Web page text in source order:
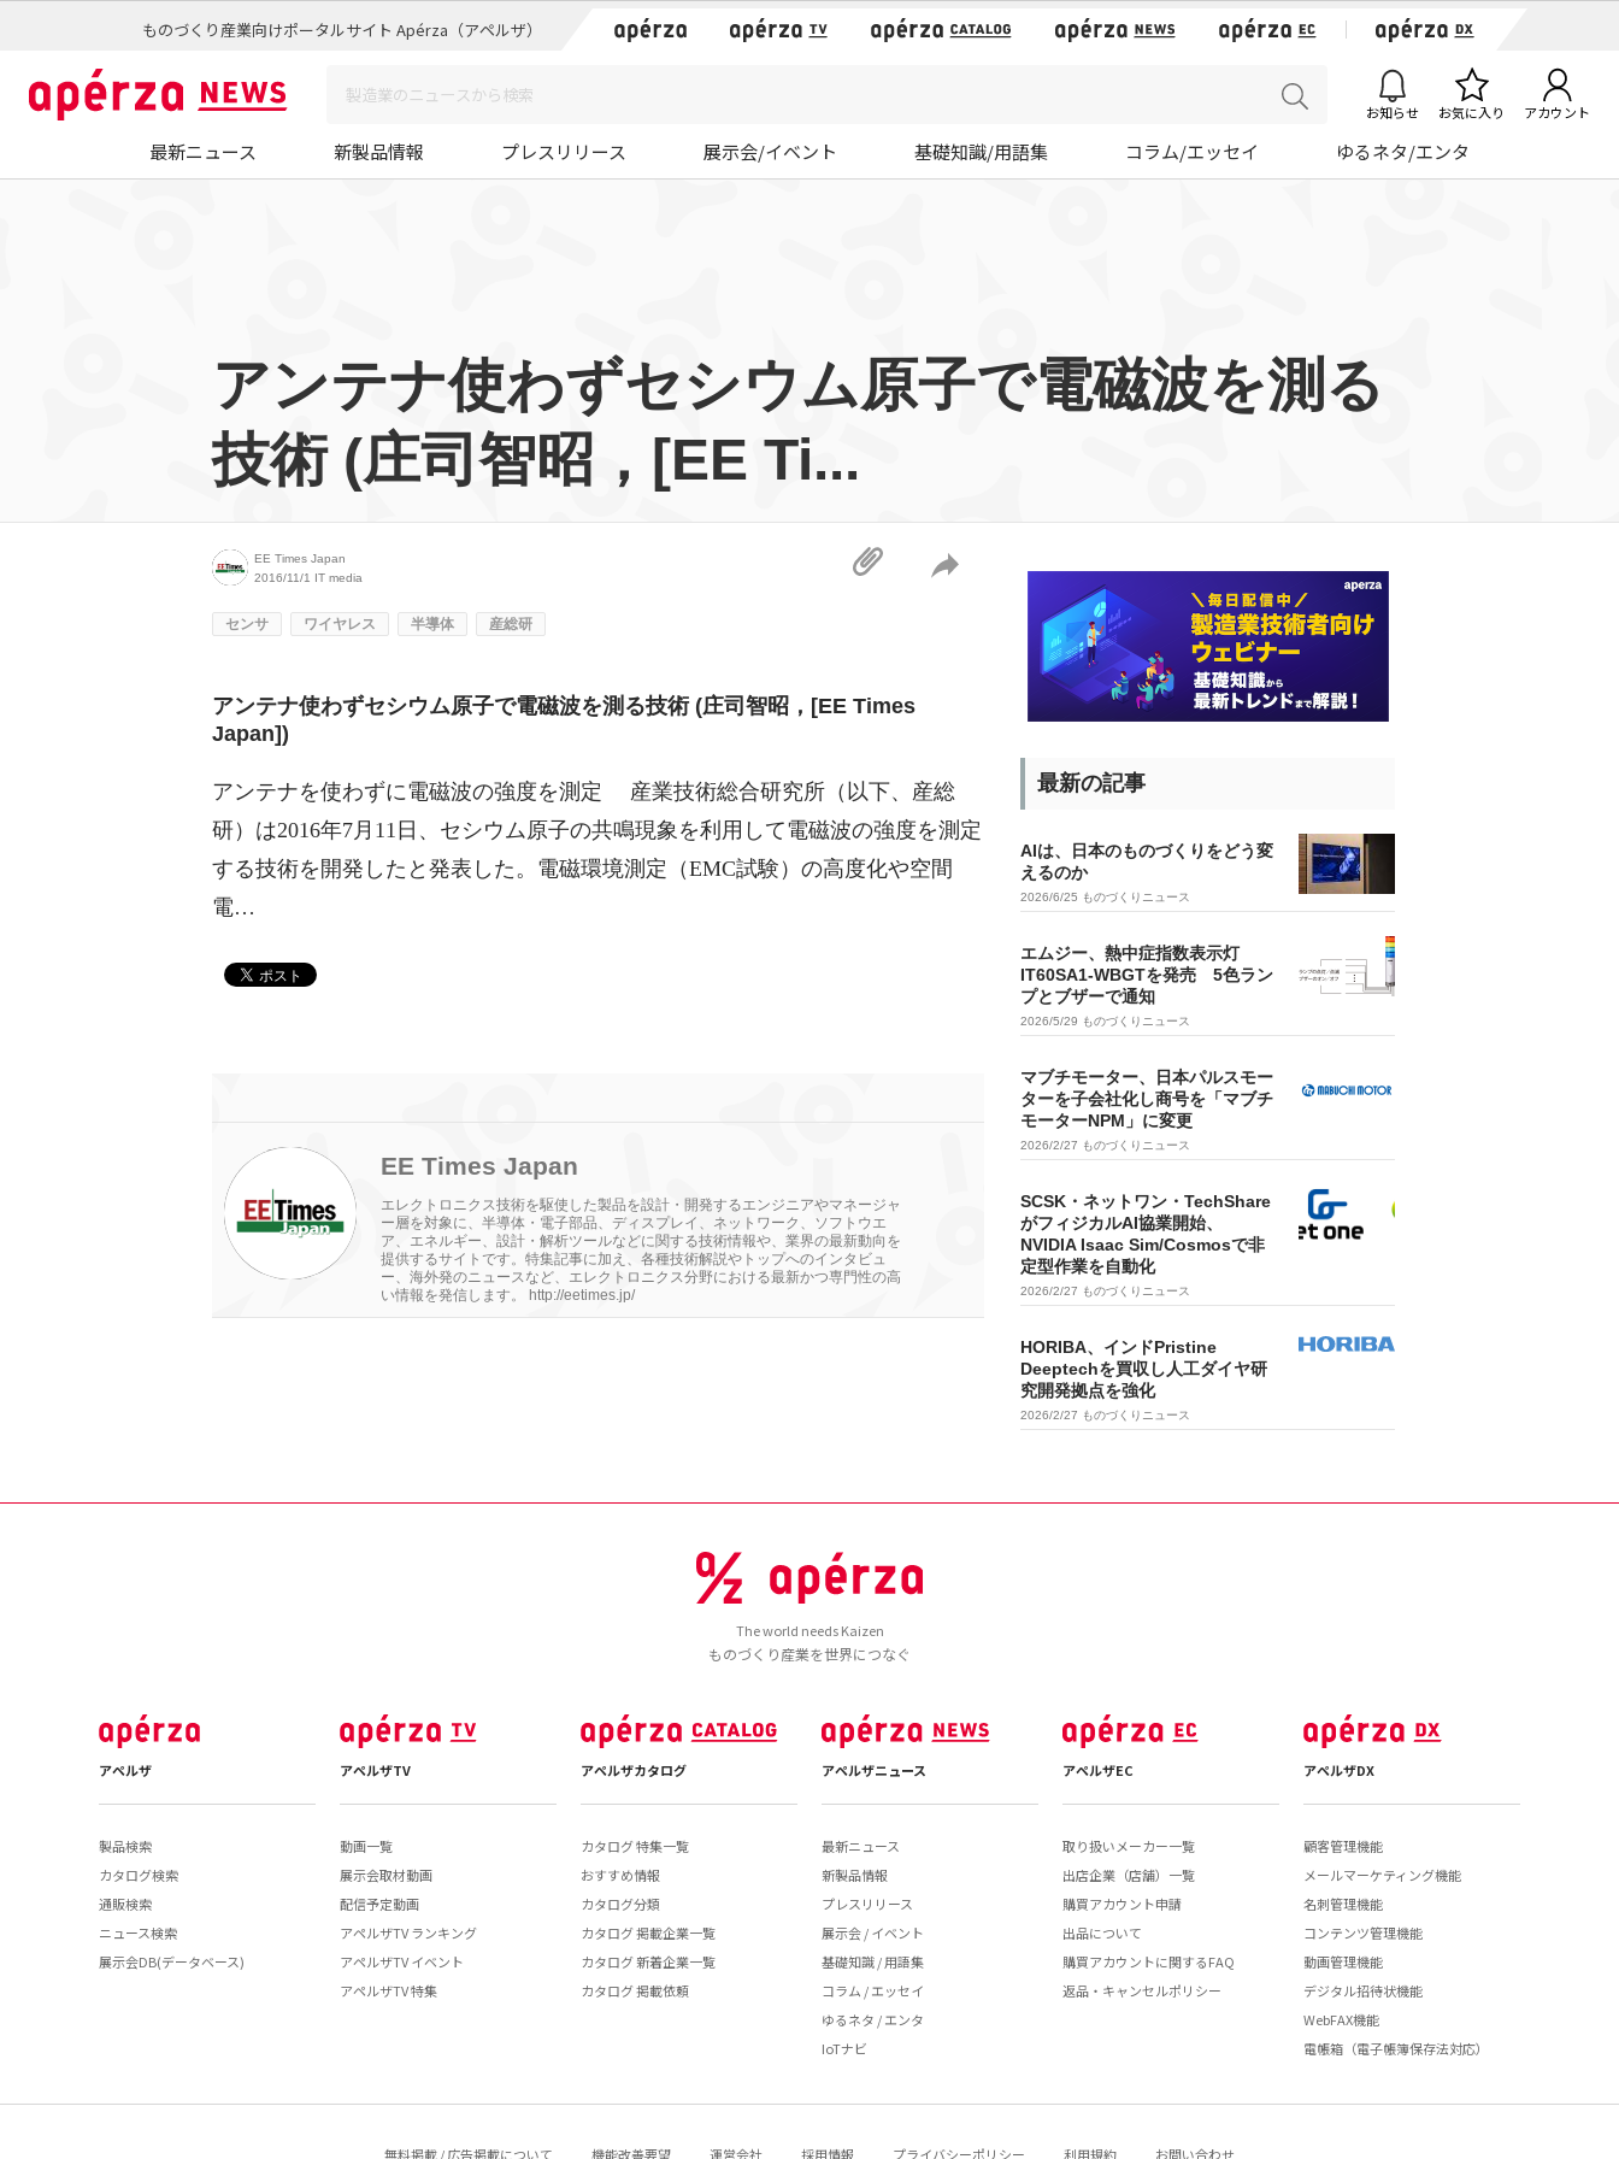
ものづくり産業向けポータルサイト Apérza（アペルザ）
お知らせ お気に入り アカウント
最新ニュース 新製品情報 プレスリリース 展示会/イベント 基礎知識/用語集 コラム/エッセイ ゆるネタ/エンタ
アンテナ使わずセシウム原子で電磁波を測る
技術 (庄司智昭，[EE Ti...
EE Times Japan
2016/11/1 IT media
センサ ワイヤレス 半導体 産総研
アンテナ使わずセシウム原子で電磁波を測る技術 (庄司智昭，[EE Times
Japan])
アンテナを使わずに電磁波の強度を測定 産業技術総合研究所（以下、産総
研）は2016年7月11日、セシウム原子の共鳴現象を利用して電磁波の強度を測定
する技術を開発したと発表した。電磁環境測定（EMC試験）の高度化や空間
電…
EE Times Japan
エレクトロニクス技術を駆使した製品を設計・開発するエンジニアやマネージャ
ー層を対象に、半導体・電子部品、ディスプレイ、ネットワーク、ソフトウエ
ア、エネルギー、設計・解析ツールなどに関する技術情報や、業界の最新動向を
提供するサイトです。特集記事に加え、各種技術解説やトップへのインタビュ
ー、海外発のニュースなど、エレクトロニクス分野における最新かつ専門性の高
い情報を発信します。 http://eetimes.jp/
最新の記事
AIは、日本のものづくりをどう変
えるのか
2026/6/25 ものづくりニュース
エムジー、熱中症指数表示灯
IT60SA1-WBGTを発売 5色ラン
プとブザーで通知
2026/5/29 ものづくりニュース
マブチモーター、日本パルスモー
ターを子会社化し商号を「マブチ
モーターNPM」に変更
2026/2/27 ものづくりニュース
SCSK・ネットワン・TechShare
がフィジカルAI協業開始、
NVIDIA Isaac Sim/Cosmosで非
定型作業を自動化
2026/2/27 ものづくりニュース
HORIBA、インドPristine
Deeptechを買収し人工ダイヤ研
究開発拠点を強化
2026/2/27 ものづくりニュース
The world needs Kaizen
ものづくり産業を世界につなぐ
アペルザ
製品検索
カタログ検索
通販検索
ニュース検索
展示会DB(データベース)
アペルザTV
動画一覧
展示会取材動画
配信予定動画
アペルザTV ランキング
アペルザTV イベント
アペルザTV 特集
アペルザカタログ
カタログ 特集一覧
おすすめ情報
カタログ分類
カタログ 掲載企業一覧
カタログ 新着企業一覧
カタログ 掲載依頼
アペルザニュース
最新ニュース
新製品情報
プレスリリース
展示会 / イベント
基礎知識 / 用語集
コラム / エッセイ
ゆるネタ / エンタ
IoTナビ
アペルザEC
取り扱いメーカー一覧
出店企業（店舗）一覧
購買アカウント申請
出品について
購買アカウントに関するFAQ
返品・キャンセルポリシー
アペルザDX
顧客管理機能
メールマーケティング機能
名刺管理機能
コンテンツ管理機能
動画管理機能
デジタル招待状機能
WebFAX機能
電帳箱（電子帳簿保存法対応）
無料掲載 / 広告掲載について 機能改善要望 運営会社 採用情報 プライバシーポリシー 利用規約 お問い合わせ